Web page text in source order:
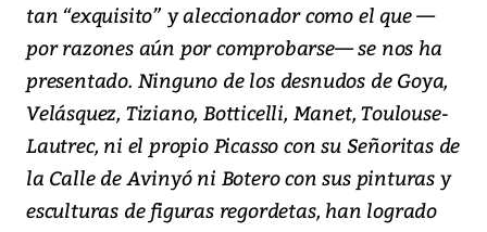
tan “exquisito” y aleccionador como el que —
por razones aún por comprobarse— se nos ha
presentado. Ninguno de los desnudos de Goya,
Velásquez, Tiziano, Botticelli, Manet, Toulouse-
Lautrec, ni el propio Picasso con su Señoritas de
la Calle de Avinyó ni Botero con sus pinturas y
esculturas de figuras regordetas, han logrado